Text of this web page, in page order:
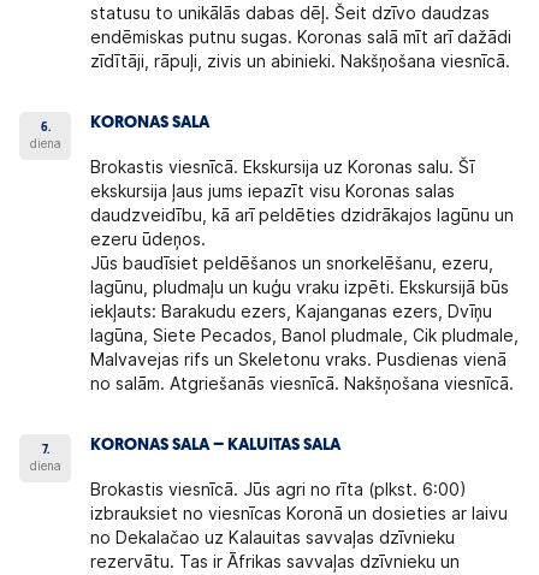
statusu to unikālās dabas dēļ. Šeit dzīvo daudzas
endēmiskas putnu sugas. Koronas salā mīt arī dažādi
zīdītāji, rāpuļi, zivis un abinieki. Nakšņošana viesnīcā.
6.
diena
KORONAS SALA
Brokastis viesnīcā. Ekskursija uz Koronas salu. Šī
ekskursija ļaus jums iepazīt visu Koronas salas
daudzveidību, kā arī peldēties dzidrākajos lagūnu un
ezeru ūdeņos.
Jūs baudīsiet peldēšanos un snorkelēšanu, ezeru,
lagūnu, pludmaļu un kuģu vraku izpēti. Ekskursijā būs
iekļauts: Barakudu ezers, Kajanganas ezers, Dvīņu
lagūna, Siete Pecados, Banol pludmale, Cik pludmale,
Malvavejas rifs un Skeletonu vraks. Pusdienas vienā
no salām. Atgriešanās viesnīcā. Nakšņošana viesnīcā.
7.
diena
KORONAS SALA – KALUITAS SALA
Brokastis viesnīcā. Jūs agri no rīta (plkst. 6:00)
izbrauksiet no viesnīcas Koronā un dosieties ar laivu
no Dekalačao uz Kalauitas savvaļas dzīvnieku
rezervātu. Tas ir Āfrikas savvaļas dzīvnieku un